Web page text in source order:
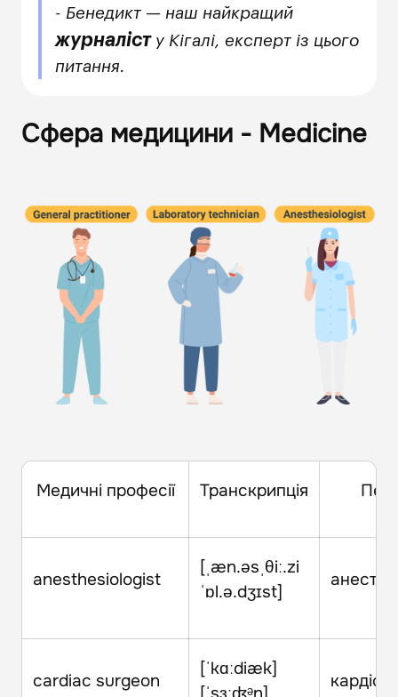
- Бенедикт — наш найкращий
журналісту Кігалі, експерт із цього
питання.
Сфера медицини - Medicine
Медичні професії Транскрипція
anesthesiologist
[ˌæn.əsˌθiː.zi
ˈɒl.ə.dʒɪst]
cardiac surgeon
[ˈkɑːdiæk]